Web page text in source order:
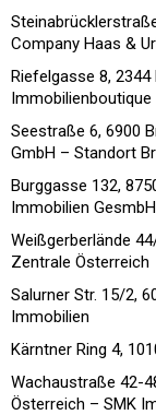
Company Haas &
Riefelgasse 8,
Immobilienboutique
Seestraße 6, 6900
GmbH – Standort
Burggasse 132,
Immobilien GesmbH
Weißgerberlände
Zentrale Österreich
Salurner Str. 15/2,
Immobilien
Kärntner Ring 4,
Wachaustraße 42-
Österreich – SMK